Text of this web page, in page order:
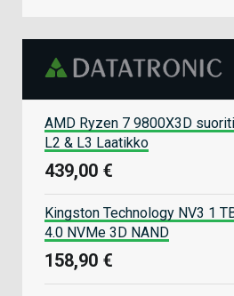
AMD Ryzen 7 9800X3D
L2 & L3 Laatikko
439,00 €
Kingston Technology NV3 1
4.0 NVMe 3D NAND
158,90 €